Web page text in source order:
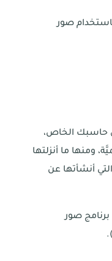
صور
حاسبك الخاص،
ومنها ما أنزلتها
أنشأتها عن
صور